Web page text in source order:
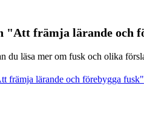
"Att främja lärande och
du läsa mer om fusk och olika
främja lärande och förebygga fusk"